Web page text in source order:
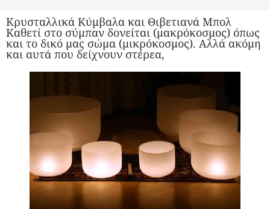
Κρυσταλλικά Κύμβαλα και Θιβετιανά Μπολ
Καθετί στο σύμπαν δονείται (μακρόκοσμος) όπως
και το δικό μας σώμα (μικρόκοσμος). Αλλά ακόμη
και αυτά που δείχνουν στέρεα,